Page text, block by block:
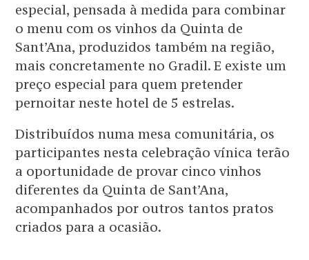
especial, pensada à medida para combinar
o menu com os vinhos da Quinta de
Sant’Ana, produzidos também na região,
mais concretamente no Gradil. E existe um
preço especial para quem pretender
pernoitar neste hotel de 5 estrelas.
Distribuídos numa mesa comunitária, os
participantes nesta celebração vínica terão
a oportunidade de provar cinco vinhos
diferentes da Quinta de Sant’Ana,
acompanhados por outros tantos pratos
criados para a ocasião.